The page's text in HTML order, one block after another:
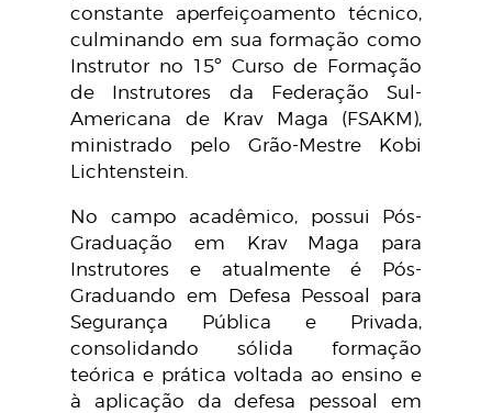
constante aperfeiçoamento técnico,
culminando em sua formação como
Instrutor no 15º Curso de Formação
de Instrutores da Federação Sul-
Americana de Krav Maga (FSAKM),
ministrado pelo Grão-Mestre Kobi
Lichtenstein.
No campo acadêmico, possui Pós-
Graduação em Krav Maga para
Instrutores e atualmente é Pós-
Graduando em Defesa Pessoal para
Segurança Pública e Privada,
consolidando sólida formação
teórica e prática voltada ao ensino e
à aplicação da defesa pessoal em